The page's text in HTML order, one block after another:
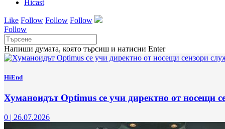
Hicast
Like Follow Follow Follow
Follow
Напиши думата, която търсиш и натисни Enter
HiEnd
Хуманоидът Optimus се учи директно от носещи
0 | 26.07.2026